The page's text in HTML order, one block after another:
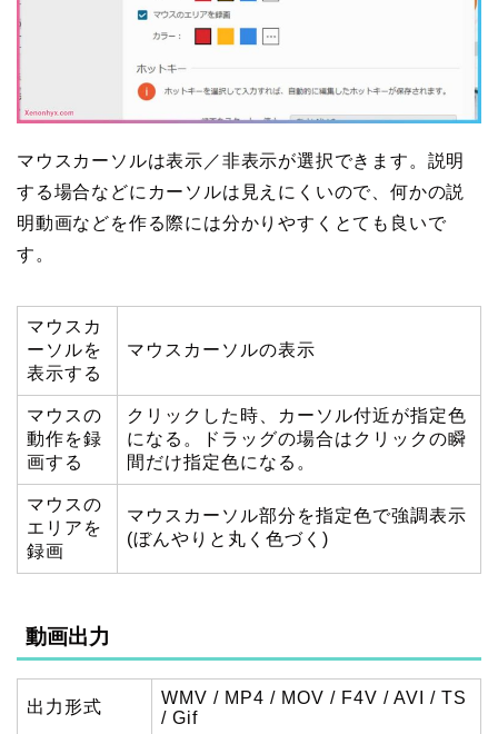
マウスカーソルは表示／非表示が選択できます。説明
する場合などにカーソルは見えにくいので、何かの説
明動画などを作る際には分かりやすくとても良いで
す。
マウスカ
ーソルを
表示する
マウスカーソルの表示
マウスの
動作を録
画する
クリックした時、カーソル付近が指定色
になる。ドラッグの場合はクリックの瞬
間だけ指定色になる。
マウスの
エリアを
録画
マウスカーソル部分を指定色で強調表示
(ぼんやりと丸く色づく)
動画出力
出力形式
WMV / MP4 / MOV / F4V / AVI / TS
/ Gif